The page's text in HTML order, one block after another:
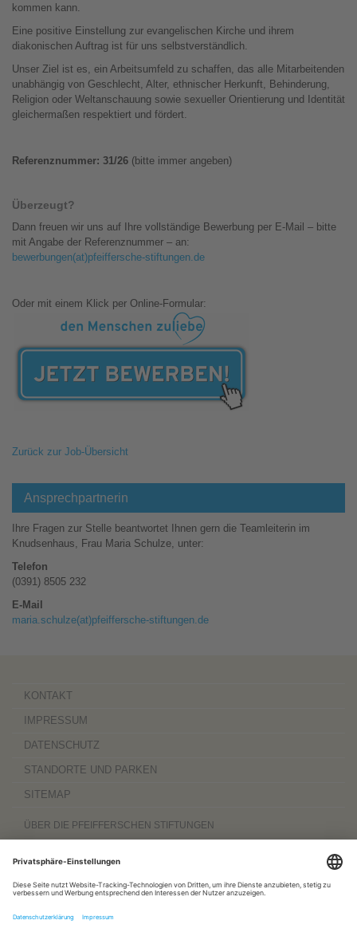
kommen kann.
Eine positive Einstellung zur evangelischen Kirche und ihrem
diakonischen Auftrag ist für uns selbstverständlich.
Unser Ziel ist es, ein Arbeitsumfeld zu schaffen, das alle Mitarbeitenden
unabhängig von Geschlecht, Alter, ethnischer Herkunft, Behinderung,
Religion oder Weltanschauung sowie sexueller Orientierung und Identität
gleichermaßen respektiert und fördert.
Referenznummer: 31/26 (bitte immer angeben)
Überzeugt?
Dann freuen wir uns auf Ihre vollständige Bewerbung per E-Mail – bitte
mit Angabe der Referenznummer – an:
bewerbungen(at)pfeiffersche-stiftungen.de
Oder mit einem Klick per Online-Formular:
Zurück zur Job-Übersicht
Ansprechpartnerin
Ihre Fragen zur Stelle beantwortet Ihnen gern die Teamleiterin im
Knudsenhaus, Frau Maria Schulze, unter:
Telefon
(0391) 8505 232
E-Mail
maria.schulze(at)pfeiffersche-stiftungen.de
KONTAKT
IMPRESSUM
DATENSCHUTZ
STANDORTE UND PARKEN
SITEMAP
ÜBER DIE PFEIFFERSCHEN STIFTUNGEN
Komplexträger und bieten
Menschen mit Behinderung, außerdemWerkstättenmit ca. 600 Beschäftigten
hinaus sind sie zu 100 Prozent am